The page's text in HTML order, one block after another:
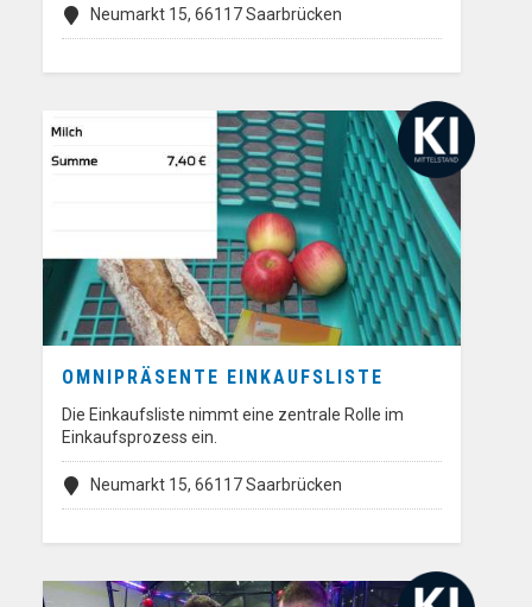
Neumarkt 15, 66117 Saarbrücken
OMNIPRÄSENTE EINKAUFSLISTE
Die Einkaufsliste nimmt eine zentrale Rolle im
Einkaufsprozess ein.
Neumarkt 15, 66117 Saarbrücken